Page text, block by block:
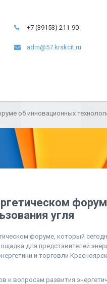
+7 (39153) 211-90
adm@57.krskcit.ru
об инновационных
угля
форуме, который
для представителей
и торговли
к вопросам развития